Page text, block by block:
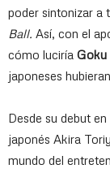
poder sintonizar a
Ball. Así, con el
cómo luciría Goku
japoneses
Desde su debut
japonés Akira
mundo del